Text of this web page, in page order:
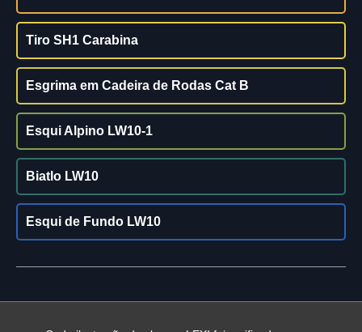
Tiro SH1 Carabina
Esgrima em Cadeira de Rodas Cat B
Esqui Alpino LW10-1
Biatlo LW10
Esqui de Fundo LW10